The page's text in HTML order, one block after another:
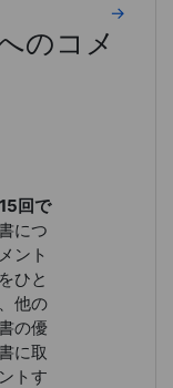
→
のコメ
回で
につ
ント
ひと
他の
の優
に取
トす